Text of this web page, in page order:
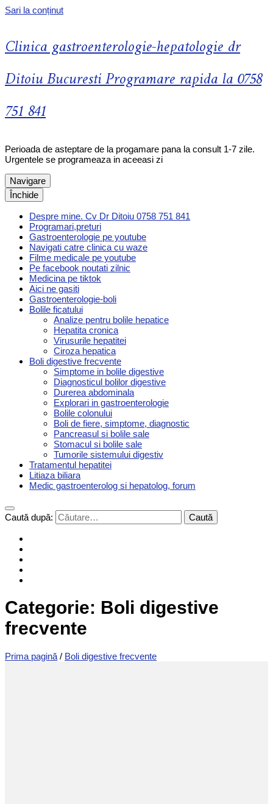
Sari la conținut
Clinica gastroenterologie-hepatologie dr
Ditoiu Bucuresti Programare rapida la 0758
751 841
Perioada de asteptare de la progamare pana la consult 1-7 zile.
Urgentele se programeaza in aceeasi zi
Navigare
Închide
Despre mine. Cv Dr Ditoiu 0758 751 841
Programari,preturi
Gastroenterologie pe youtube
Navigati catre clinica cu waze
Filme medicale pe youtube
Pe facebook noutati zilnic
Medicina pe tiktok
Aici ne gasiti
Gastroenterologie-boli
Bolile ficatului
Analize pentru bolile hepatice
Hepatita cronica
Virusurile hepatitei
Ciroza hepatica
Boli digestive frecvente
Simptome in bolile digestive
Diagnosticul bolilor digestive
Durerea abdominala
Explorari in gastroenterologie
Bolile colonului
Boli de fiere, simptome, diagnostic
Pancreasul si bolile sale
Stomacul si bolile sale
Tumorile sistemului digestiv
Tratamentul hepatitei
Litiaza biliara
Medic gastroenterolog si hepatolog, forum
Caută după:
Categorie: Boli digestive
frecvente
Prima pagină / Boli digestive frecvente